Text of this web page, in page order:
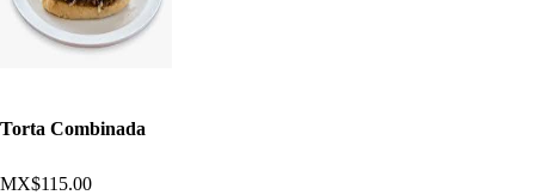
Torta Combinada
MX$115.00